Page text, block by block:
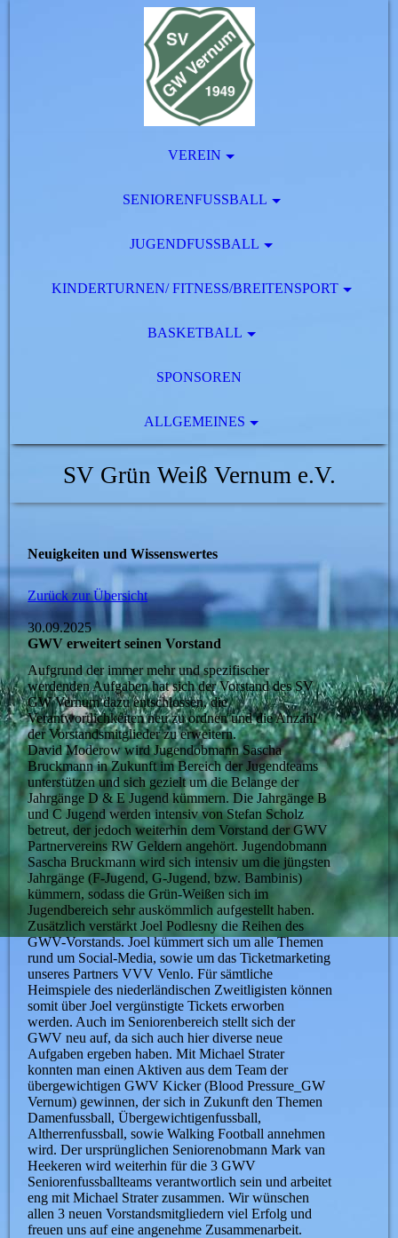
VEREIN
SENIORENFUSSBALL
JUGENDFUSSBALL
KINDERTURNEN/ FITNESS/BREITENSPORT
BASKETBALL
SPONSOREN
ALLGEMEINES
SV Grün Weiß Vernum e.V.
Neuigkeiten und Wissenswertes
Zurück zur Übersicht
30.09.2025
GWV erweitert seinen Vorstand
Aufgrund der immer mehr und spezifischer
werdenden Aufgaben hat sich der Vorstand des SV
GW Vernum dazu entschlossen, die
Verantwortlichkeiten neu zu ordnen und die Anzahl
der Vorstandsmitglieder zu erweitern.
David Moderow wird Jugendobmann Sascha
Bruckmann in Zukunft im Bereich der Jugendteams
unterstützen und sich gezielt um die Belange der
Jahrgänge D & E Jugend kümmern. Die Jahrgänge B
und C Jugend werden intensiv von Stefan Scholz
betreut, der jedoch weiterhin dem Vorstand der GWV
Partnervereins RW Geldern angehört. Jugendobmann
Sascha Bruckmann wird sich intensiv um die jüngsten
Jahrgänge (F-Jugend, G-Jugend, bzw. Bambinis)
kümmern, sodass die Grün-Weißen sich im
Jugendbereich sehr auskömmlich aufgestellt haben.
Zusätzlich verstärkt Joel Podlesny die Reihen des
GWV-Vorstands. Joel kümmert sich um alle Themen
rund um Social-Media, sowie um das Ticketmarketing
unseres Partners VVV Venlo. Für sämtliche
Heimspiele des niederländischen Zweitligisten können
somit über Joel vergünstigte Tickets erworben
werden. Auch im Seniorenbereich stellt sich der
GWV neu auf, da sich auch hier diverse neue
Aufgaben ergeben haben. Mit Michael Strater
konnten man einen Aktiven aus dem Team der
übergewichtigen GWV Kicker (Blood Pressure_GW
Vernum) gewinnen, der sich in Zukunft den Themen
Damenfussball, Übergewichtigenfussball,
Altherrenfussball, sowie Walking Football annehmen
wird. Der ursprünglichen Seniorenobmann Mark van
Heekeren wird weiterhin für die 3 GWV
Seniorenfussballteams verantwortlich sein und arbeitet
eng mit Michael Strater zusammen. Wir wünschen
allen 3 neuen Vorstandsmitgliedern viel Erfolg und
freuen uns auf eine angenehme Zusammenarbeit.